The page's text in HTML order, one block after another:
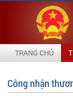
TRANG CHỦ
Công nhận